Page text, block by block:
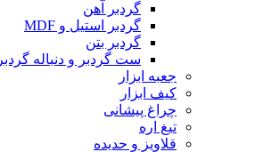
گردبر آهن
گردبر استیل و MDF
گردبر بتن
ست گردبر و دنباله گردبر
جعبه ابزار
کیف ابزار
چراغ پیشانی
تیغ اره
قلاویز و حدیده